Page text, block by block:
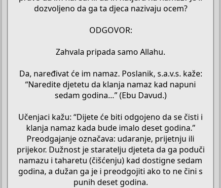
dozvoljeno da ga ta djeca nazivaju ocem?
ODGOVOR:
Zahvala pripada samo Allahu.
Da, naređivat će im namaz. Poslanik, s.a.v.s. kaže:
“Naredite djetetu da klanja namaz kad napuni
sedam godina…” (Ebu Davud.)
Učenjaci kažu: “Dijete će biti odgojeno da se čisti i
klanja namaz kada bude imalo deset godina.”
Preodgajanje označava: udaranje, prijetnju ili
prijekor. Dužnost je staratelju djeteta da ga poduči
namazu i taharetu (čišćenju) kad dostigne sedam
godina, a dužan ga je i preodgojiti ako to ne čini s
punih deset godina.